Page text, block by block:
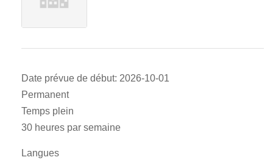
Date prévue de début: 2026-10-01
Permanent
Temps plein
30 heures par semaine
Langues